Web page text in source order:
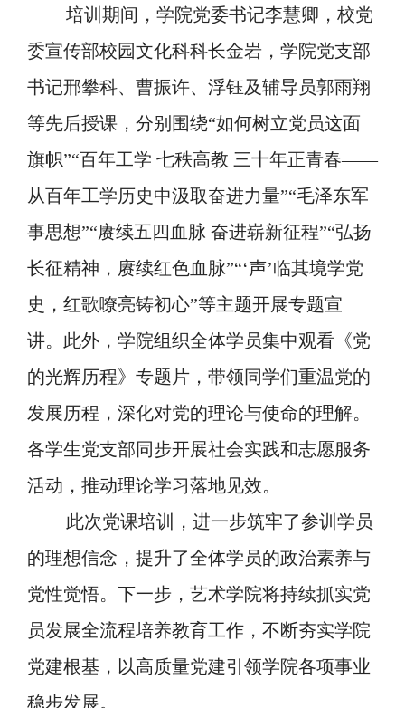
培训期间，学院党委书记李慧卿，校党
委宣传部校园文化科科长金岩，学院党支部
书记邢攀科、曹振许、浮钰及辅导员郭雨翔
等先后授课，分别围绕“如何树立党员这面
旗帜”“百年工学 七秩高教 三十年正青春——
从百年工学历史中汲取奋进力量”“毛泽东军
事思想”“赓续五四血脉 奋进崭新征程”“弘扬
长征精神，赓续红色血脉”“‘声’临其境学党
史，红歌嘹亮铸初心”等主题开展专题宣
讲。此外，学院组织全体学员集中观看《党
的光辉历程》专题片，带领同学们重温党的
发展历程，深化对党的理论与使命的理解。
各学生党支部同步开展社会实践和志愿服务
活动，推动理论学习落地见效。
此次党课培训，进一步筑牢了参训学员
的理想信念，提升了全体学员的政治素养与
党性觉悟。下一步，艺术学院将持续抓实党
员发展全流程培养教育工作，不断夯实学院
党建根基，以高质量党建引领学院各项事业
稳步发展。